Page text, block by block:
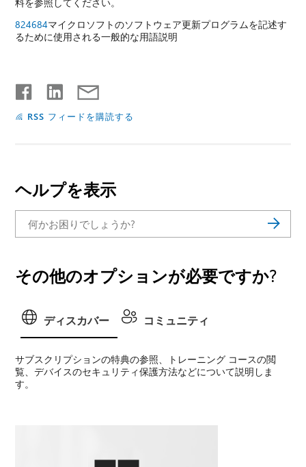
824684マイクロソフトのソフトウェア更新プログラムを記述す
るために使用される一般的な用語説明
RSS フィードを購読する
ヘルプを表示
その他のオプションが必要ですか?
ディスカバー コミュニティ
サブスクリプションの特典の参照、トレーニング コースの閲
覧、デバイスのセキュリティ保護方法などについて説明しま
す。